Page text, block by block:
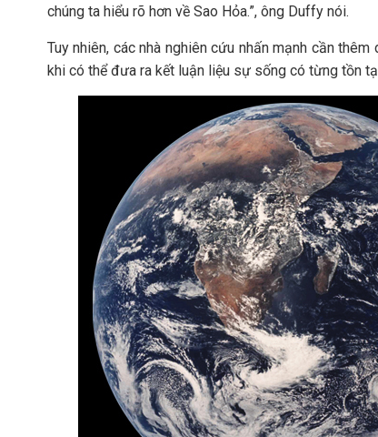
chúng ta hiểu rõ hơn về Sao Hỏa.”, ông Duffy nói.
Tuy nhiên, các nhà nghiên cứu nhấn mạnh cần
khi có thể đưa ra kết luận liệu sự sống có từng tồn